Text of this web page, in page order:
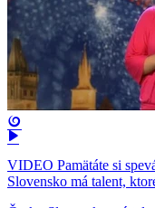
VIDEO Pamätáte si
Slovensko má talent,